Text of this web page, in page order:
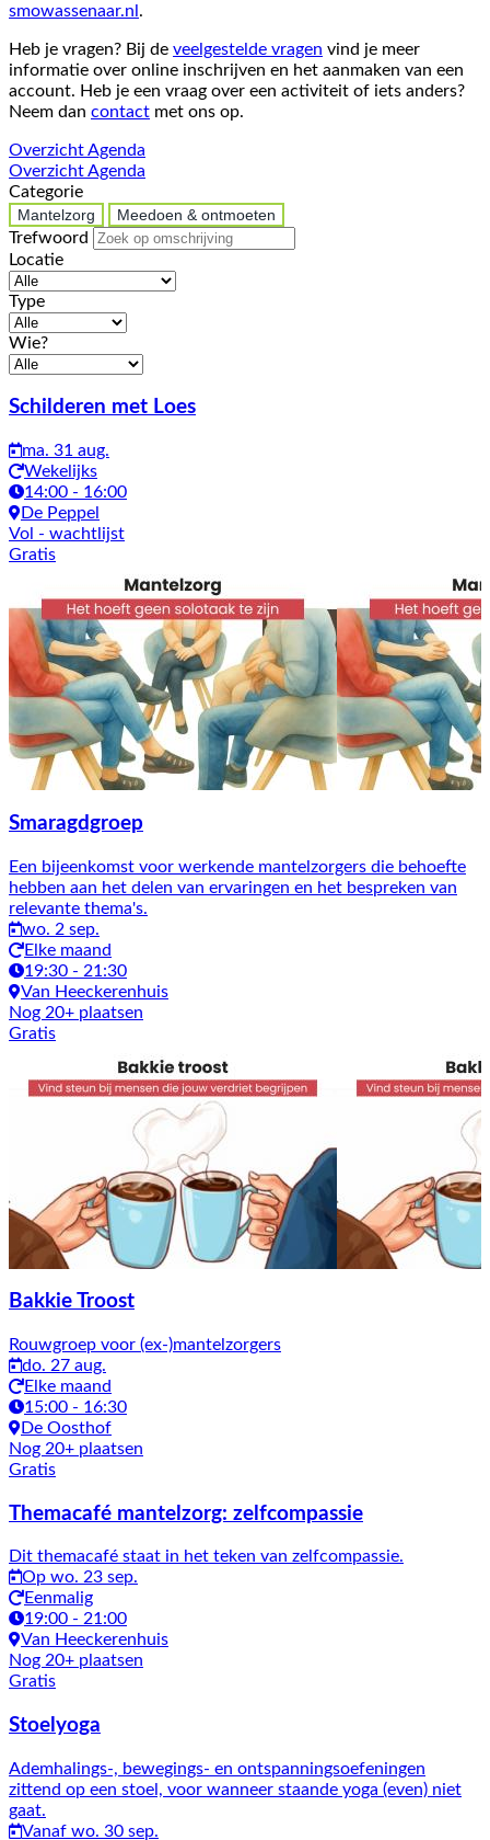
smowassenaar.nl .
Heb je vragen? Bij de veelgestelde vragen vind je meer
informatie over online inschrijven en het aanmaken van een
account. Heb je een vraag over een activiteit of iets anders?
Neem dan contact met ons op.
OverzichtAgenda
OverzichtAgenda
Categorie
Mantelzorg
Meedoen & ontmoeten
Trefwoord
Locatie
Type
Wie?
Activiteiten
Schilderen met Loes
ma. 31 aug.
Wekelijks
14:00 - 16:00
De Peppel
Vol - wachtlijst
Gratis
Smaragdgroep
Een bijeenkomst voor werkende mantelzorgers die behoefte
hebben aan het delen van ervaringen en het bespreken van
relevante thema's.
wo. 2 sep.
Elke maand
19:30 - 21:30
Van Heeckerenhuis
Nog 20+ plaatsen
Gratis
Bakkie Troost
Rouwgroep voor (ex-)mantelzorgers
do. 27 aug.
Elke maand
15:00 - 16:30
De Oosthof
Nog 20+ plaatsen
Gratis
Themacafé mantelzorg: zelfcompassie
Dit themacafé staat in het teken van zelfcompassie.
Op wo. 23 sep.
Eenmalig
19:00 - 21:00
Van Heeckerenhuis
Nog 20+ plaatsen
Gratis
Stoelyoga
Ademhalings-, bewegings- en ontspanningsoefeningen
zittend op een stoel, voor wanneer staande yoga (even) niet
gaat.
Vanaf wo. 30 sep.